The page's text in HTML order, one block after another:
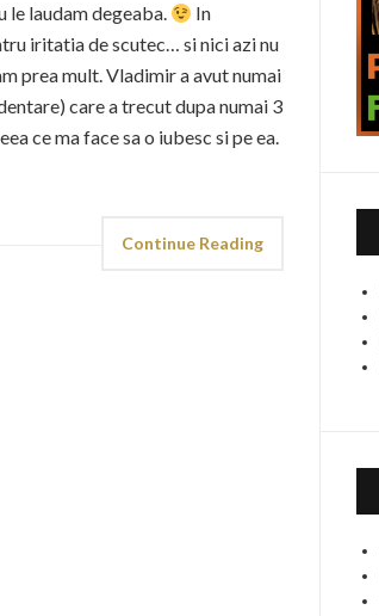
laudam degeaba.
In
iritatia de scutec… si nici azi nu
prea mult. Vladimir a avut numai
care a trecut dupa numai 3
ce ma face sa o iubesc si pe ea.
Continue Reading